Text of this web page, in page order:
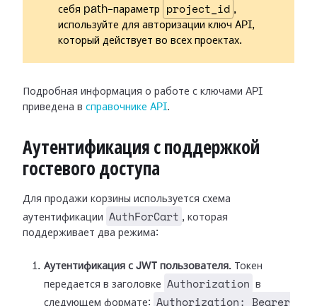
себя path-параметр
project_id ,
используйте для авторизации ключ API,
который действует во всех проектах.
Подробная информация о работе с ключами API
приведена в справочнике API.
Аутентификация с поддержкой
гостевого доступа
Для продажи корзины используется схема
аутентификации
AuthForCart , которая
поддерживает два режима:
Аутентификация с JWT пользователя. Токен
передается в заголовке
Authorization
в
следующем формате:
Authorization: Bearer